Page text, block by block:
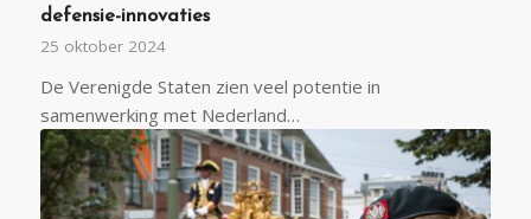
defensie-innovaties
25 oktober 2024
De Verenigde Staten zien veel potentie in
samenwerking met Nederland…